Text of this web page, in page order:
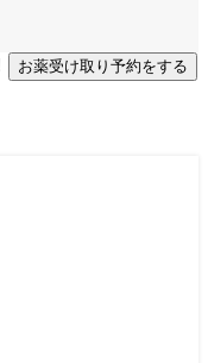
お薬受け取り予約をする